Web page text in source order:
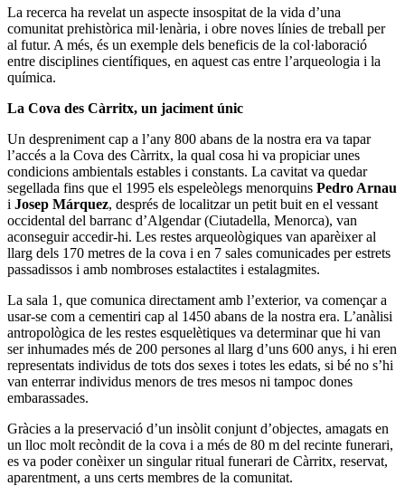
La recerca ha revelat un aspecte insospitat de la vida d’una
comunitat prehistòrica mil·lenària, i obre noves línies de treball per
al futur. A més, és un exemple dels beneficis de la col·laboració
entre disciplines científiques, en aquest cas entre l’arqueologia i la
química.
La Cova des Càrritx, un jaciment únic
Un despreniment cap a l’any 800 abans de la nostra era va tapar
l’accés a la Cova des Càrritx, la qual cosa hi va propiciar unes
condicions ambientals estables i constants. La cavitat va quedar
segellada fins que el 1995 els espeleòlegs menorquins Pedro Arnau
i Josep Márquez, després de localitzar un petit buit en el vessant
occidental del barranc d’Algendar (Ciutadella, Menorca), van
aconseguir accedir-hi. Les restes arqueològiques van aparèixer al
llarg dels 170 metres de la cova i en 7 sales comunicades per estrets
passadissos i amb nombroses estalactites i estalagmites.
La sala 1, que comunica directament amb l’exterior, va començar a
usar-se com a cementiri cap al 1450 abans de la nostra era. L’anàlisi
antropològica de les restes esquelètiques va determinar que hi van
ser inhumades més de 200 persones al llarg d’uns 600 anys, i hi eren
representats individus de tots dos sexes i totes les edats, si bé no s’hi
van enterrar individus menors de tres mesos ni tampoc dones
embarassades.
Gràcies a la preservació d’un insòlit conjunt d’objectes, amagats en
un lloc molt recòndit de la cova i a més de 80 m del recinte funerari,
es va poder conèixer un singular ritual funerari de Càrritx, reservat,
aparentment, a uns certs membres de la comunitat.